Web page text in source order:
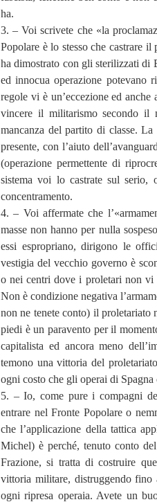
ha.
3. – Voi scrivete che «la
Popolare è lo stesso che castrare
ha dimostrato con gli sterilizzati di
ed innocua operazione potevano
regole vi è un’eccezione ed
vincere il militarismo secondo il
mancanza del partito di classe.
presente, con l’aiuto
(operazione permettente di
sistema voi lo castrate sul
concentramento.
4. – Voi affermate che
masse non hanno per nulla
essi espropriano, dirigono le
vestigia del vecchio governo è
o nei centri dove i proletari non vi
Non è condizione negativa
non ne tenete conto) il proletariato
piedi è un paravento per il
capitalista ed ancora meno
temono una vittoria del
ogni costo che gli operai di
5. – Io, come pure i compagni
entrare nel Fronte Popolare o
che l’applicazione della tattica
Michel) è perché, tenuto conto
Frazione, si tratta di costruire
vittoria militare, distruggendo fino
ogni ripresa operaia. Avete un